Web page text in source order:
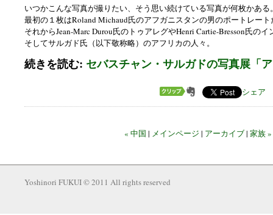
いつかこんな写真が撮りたい、そう思い続けている写真が何枚かある
最初の１枚はRoland Michaud氏のアフガニスタンの男のポートレー
それからJean-Marc Durou氏のトゥアレグやHenri Cartie-Bresson氏のイ
そしてサルガド氏（以下敬称略）のアフリカの人々。
続きを読む: セバスチャン・サルガドの写真展「
シェア
« 中国 | メインページ | アーカイブ| 家族 »
Yoshinori FUKUI © 2011 All rights reserved